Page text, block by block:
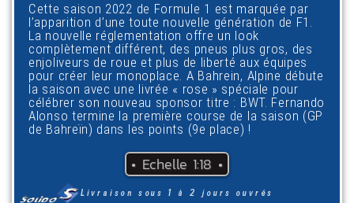
Cette saison 2022 de Formule 1 est marquée par
l’apparition d’une toute nouvelle génération de F1.
La nouvelle réglementation offre un look
complètement différent, des pneus plus gros, des
enjoliveurs de roue et plus de liberté aux équipes
pour créer leur monoplace. A Bahrein, Alpine débute
la saison avec une livrée « rose » spéciale pour
célébrer son nouveau sponsor titre : BWT. Fernando
Alonso termine la première course de la saison (GP
de Bahreïn) dans les points (9e place) !
• Echelle 1:18 •
Livraison sous 1 à 2 jours ouvrés